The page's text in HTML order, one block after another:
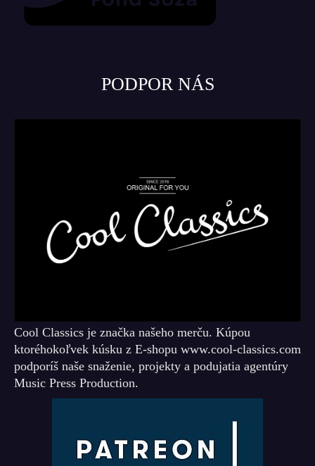
PODPOR NÁS
Cool Classics je značka našeho merču. Kúpou
ktoréhokoľvek kúsku z E-shopu www.cool-classics.com
podporíš naše snaženie, projekty a podujatia agentúry
Music Press Production.